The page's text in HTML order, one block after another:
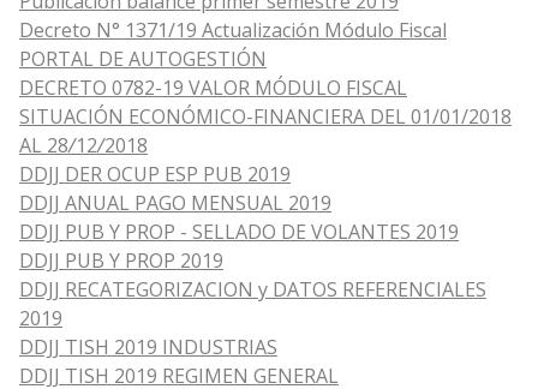
Decreto N° 1371/19 Actualización Módulo Fiscal
PORTAL DE AUTOGESTIÓN
DECRETO 0782-19 VALOR MÓDULO FISCAL
SITUACIÓN ECONÓMICO-FINANCIERA DEL 01/01/2018
AL 28/12/2018
DDJJ DER OCUP ESP PUB 2019
DDJJ ANUAL PAGO MENSUAL 2019
DDJJ PUB Y PROP - SELLADO DE VOLANTES 2019
DDJJ PUB Y PROP 2019
DDJJ RECATEGORIZACION y DATOS REFERENCIALES
2019
DDJJ TISH 2019 INDUSTRIAS
DDJJ TISH 2019 REGIMEN GENERAL